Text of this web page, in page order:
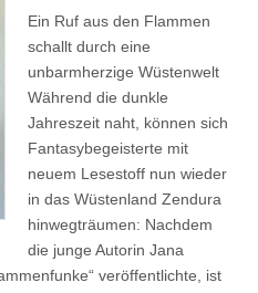
Ein Ruf aus den Flammen
schallt durch eine
unbarmherzige Wüstenwelt
Während die dunkle
Jahreszeit naht, können sich
Fantasybegeisterte mit
neuem Lesestoff nun wieder
in das Wüstenland Zendura
hinwegträumen: Nachdem
die junge Autorin Jana
veröffentlichte, ist